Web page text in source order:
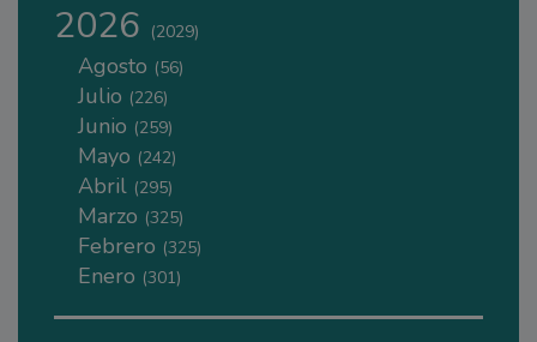
2026 (2029)
Agosto (56)
Julio (226)
Junio (259)
Mayo (242)
Abril (295)
Marzo (325)
Febrero (325)
Enero (301)